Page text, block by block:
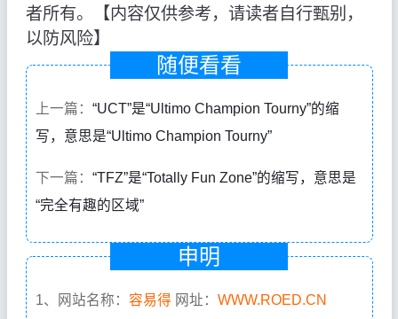
者所有。【内容仅供参考，请读者自行甄别，
以防风险】
随便看看
上一篇： “UCT”是“Ultimo Champion Tourny”的缩
写，意思是“Ultimo Champion Tourny”
下一篇： “TFZ”是“Totally Fun Zone”的缩写，意思是
“完全有趣的区域”
申明
1、网站名称： 容易得 网址： WWW.ROED.CN